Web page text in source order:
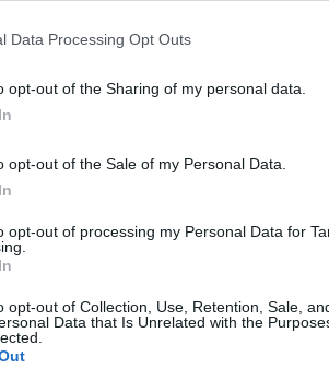
Data Processing Opt Outs
opt-out of the Sharing of my personal data.
opt-out of the Sale of my Personal Data.
opt-out of processing my Personal Data for
opt-out of Collection, Use, Retention, Sale,
Data that Is Unrelated with the
avuto coraggio – spiega
mi hanno raccontato quanto
Ho pensato subito che non fosse
queste cose solo perché
stare in gruppo, soprattutto fuori
permettesse loro di avere gli altri
rivisto qualcosa che non
i miei consigli. Durante tutta la
autobusche portano i
riaccadere e in tal caso agire